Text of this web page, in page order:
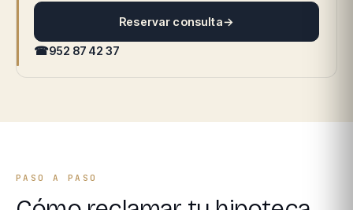
Reservar consulta→
☎952 87 42 37
PASO A PASO